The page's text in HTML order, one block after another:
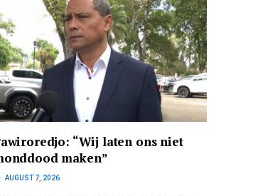
“Wij laten ons niet
maken”
AUGUST 7, 2026